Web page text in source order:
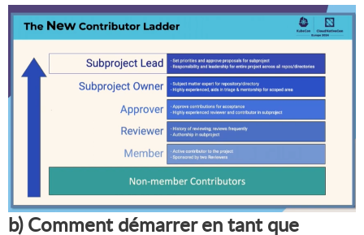
b) Comment démarrer en tant que